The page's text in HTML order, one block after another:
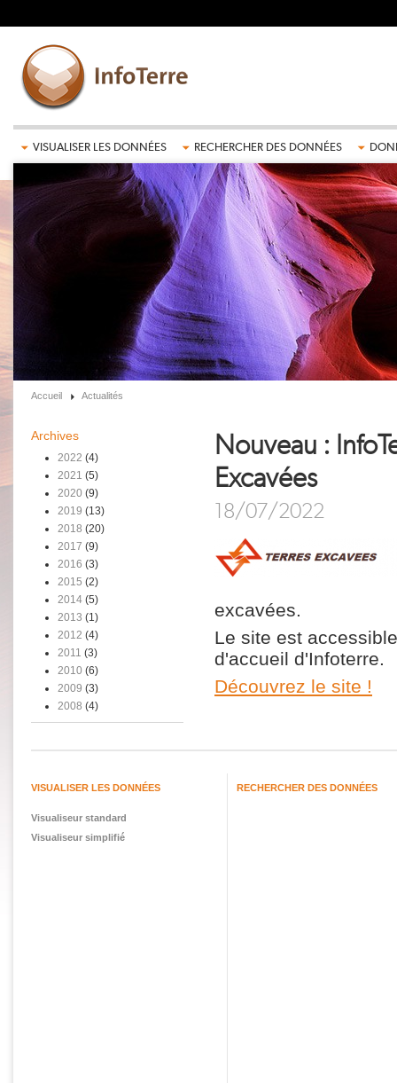
VISUALISER LES DONNÉES RECHERCHER DES DONNÉES
Accueil Actualités
Archives
2022 (4)
2021 (5)
2020 (9)
2019 (13)
2018 (20)
2017 (9)
2016 (3)
2015 (2)
2014 (5)
2013 (1)
2012 (4)
2011 (3)
2010 (6)
2009 (3)
2008 (4)
Nouveau :
Excavées
18/07/2022
excavées.
Le site est
d'accueil d'Infoterre.
Découvrez le site !
VISUALISER LES DONNÉES
Visualiseur standard
Visualiseur simplifié
RECHERCHER DES DONNÉES